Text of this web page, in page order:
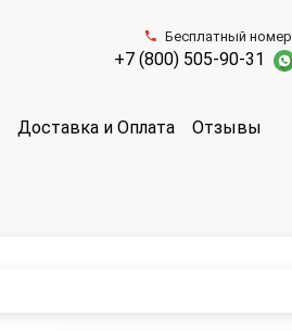
Бесплатный номер
+7 (800) 505-90-31
Доставка и Оплата Отзывы